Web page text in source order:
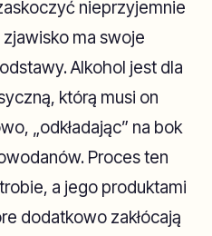
nieprzyjemnie
ma swoje
Alkohol jest dla
którą musi on
„odkładając” na bok
Proces ten
a jego produktami
dodatkowo zakłócają